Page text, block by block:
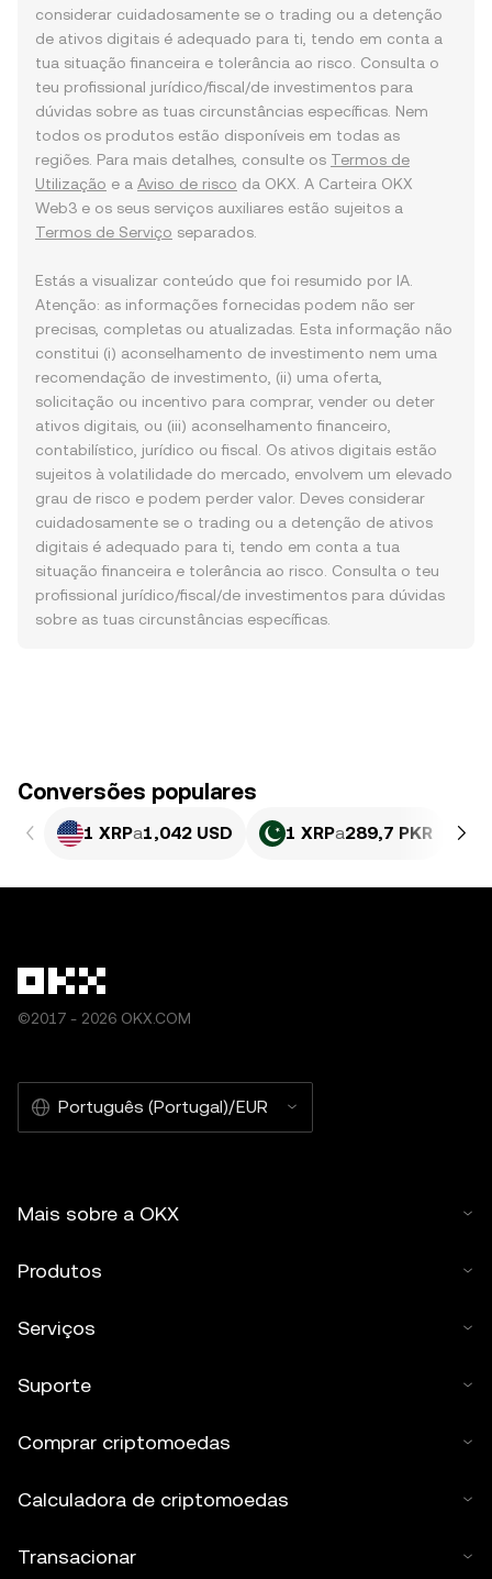
considerar cuidadosamente se o trading ou a detenção
de ativos digitais é adequado para ti, tendo em conta a
tua situação financeira e tolerância ao risco. Consulta o
teu profissional jurídico/fiscal/de investimentos para
dúvidas sobre as tuas circunstâncias específicas. Nem
todos os produtos estão disponíveis em todas as
regiões. Para mais detalhes, consulte os Termos de
Utilização e a Aviso de risco da OKX. A Carteira OKX
Web3 e os seus serviços auxiliares estão sujeitos a
Termos de Serviço separados.
Estás a visualizar conteúdo que foi resumido por IA.
Atenção: as informações fornecidas podem não ser
precisas, completas ou atualizadas. Esta informação não
constitui (i) aconselhamento de investimento nem uma
recomendação de investimento, (ii) uma oferta,
solicitação ou incentivo para comprar, vender ou deter
ativos digitais, ou (iii) aconselhamento financeiro,
contabilístico, jurídico ou fiscal. Os ativos digitais estão
sujeitos à volatilidade do mercado, envolvem um elevado
grau de risco e podem perder valor. Deves considerar
cuidadosamente se o trading ou a detenção de ativos
digitais é adequado para ti, tendo em conta a tua
situação financeira e tolerância ao risco. Consulta o teu
profissional jurídico/fiscal/de investimentos para dúvidas
sobre as tuas circunstâncias específicas.
Conversões populares
1 XRPa1,042 USD 1 XRPa289,7 PKR
©2017 - 2026 OKX.COM
Português (Portugal)/EUR
Mais sobre a OKX
Produtos
Serviços
Suporte
Comprar criptomoedas
Calculadora de criptomoedas
Transacionar